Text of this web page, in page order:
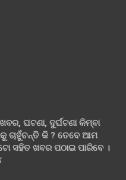
ଘଟଣା, ଦୁର୍ଘଟଣା କିମ୍ବା
ଚାହୁଁଚନ୍ତି କି ? ତେବେ ଆମ
ସହିତ ଖବର ପଠାଇ ପାରିବେ ।